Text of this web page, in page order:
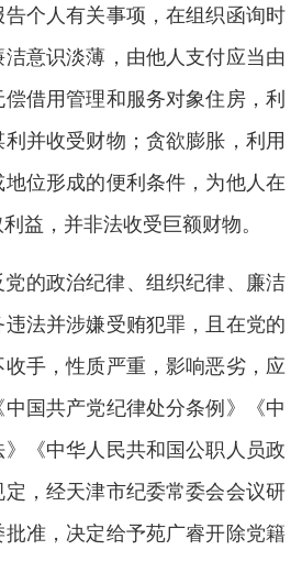
个人有关事项，在组织函询时
意识淡薄，由他人支付应当由
借用管理和服务对象住房，利
并收受财物；贪欲膨胀，利用
位形成的便利条件，为他人在
益，并非法收受巨额财物。
的政治纪律、组织纪律、廉洁
法并涉嫌受贿犯罪，且在党的
手，性质严重，影响恶劣，应
国共产党纪律处分条例》《中
《中华人民共和国公职人员政
，经天津市纪委常委会会议研
准，决定给予苑广睿开除党籍